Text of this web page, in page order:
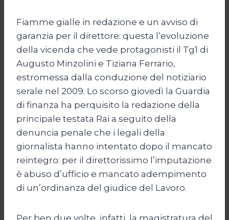
Fiamme gialle in redazione e un avviso di
garanzia per il direttore: questa l’evoluzione
della vicenda che vede protagonisti il Tg1 di
Augusto Minzolini e Tiziana Ferrario,
estromessa dalla conduzione del notiziario
serale nel 2009. Lo scorso giovedì la Guardia
di finanza ha perquisito la redazione della
principale testata Rai a seguito della
denuncia penale che i legali della
giornalista hanno intentato dopo il mancato
reintegro: per il direttorissimo l’imputazione
è abuso d’ufficio e mancato adempimento
di un’ordinanza del giudice del Lavoro.
Per ben due volte, infatti, la magistratura del